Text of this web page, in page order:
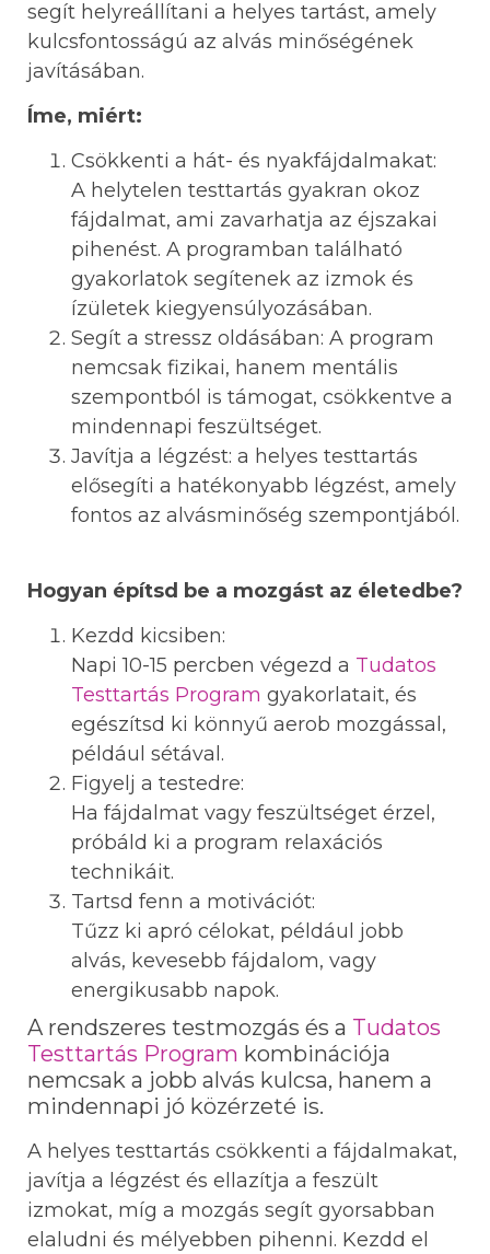
segít helyreállítani a helyes tartást, amely
kulcsfontosságú az alvás minőségének
javításában.
Íme, miért:
Csökkenti a hát- és nyakfájdalmakat:
A helytelen testtartás gyakran okoz
fájdalmat, ami zavarhatja az éjszakai
pihenést. A programban található
gyakorlatok segítenek az izmok és
ízületek kiegyensúlyozásában.
Segít a stressz oldásában: A program
nemcsak fizikai, hanem mentális
szempontból is támogat, csökkentve a
mindennapi feszültséget.
Javítja a légzést: a helyes testtartás
elősegíti a hatékonyabb légzést, amely
fontos az alvásminőség szempontjából.
Hogyan építsd be a mozgást az életedbe?
Kezdd kicsiben:
Napi 10-15 percben végezd a Tudatos
Testtartás Program gyakorlatait, és
egészítsd ki könnyű aerob mozgással,
például sétával.
Figyelj a testedre:
Ha fájdalmat vagy feszültséget érzel,
próbáld ki a program relaxációs
technikáit.
Tartsd fenn a motivációt:
Tűzz ki apró célokat, például jobb
alvás, kevesebb fájdalom, vagy
energikusabb napok.
A rendszeres testmozgás és a Tudatos
Testtartás Program kombinációja
nemcsak a jobb alvás kulcsa, hanem a
mindennapi jó közérzeté is.
A helyes testtartás csökkenti a fájdalmakat,
javítja a légzést és ellazítja a feszült
izmokat, míg a mozgás segít gyorsabban
elaludni és mélyebben pihenni. Kezdd el